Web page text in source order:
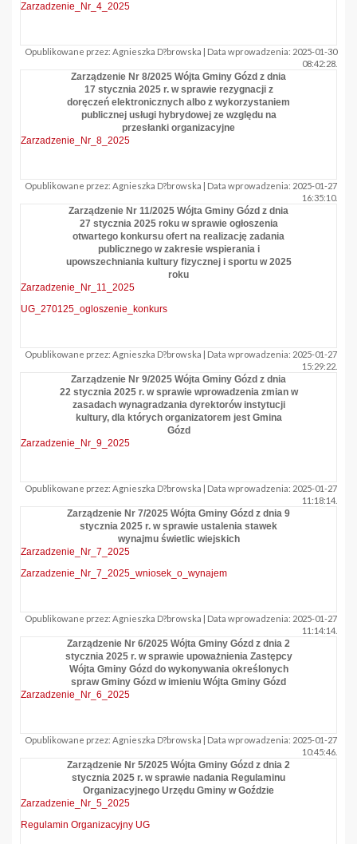
Zarzadzenie_Nr_4_2025
Opublikowane przez: Agnieszka D?browska | Data wprowadzenia: 2025-01-30
08:42:28.
Zarządzenie Nr 8/2025 Wójta Gminy Gózd z dnia
17 stycznia 2025 r. w sprawie rezygnacji z
doręczeń elektronicznych albo z wykorzystaniem
publicznej usługi hybrydowej ze względu na
przesłanki organizacyjne
Zarzadzenie_Nr_8_2025
Opublikowane przez: Agnieszka D?browska | Data wprowadzenia: 2025-01-27
16:35:10.
Zarządzenie Nr 11/2025 Wójta Gminy Gózd z dnia
27 stycznia 2025 roku w sprawie ogłoszenia
otwartego konkursu ofert na realizację zadania
publicznego w zakresie wspierania i
upowszechniania kultury fizycznej i sportu w 2025
roku
Zarzadzenie_Nr_11_2025
UG_270125_ogloszenie_konkurs
Opublikowane przez: Agnieszka D?browska | Data wprowadzenia: 2025-01-27
15:29:22.
Zarządzenie Nr 9/2025 Wójta Gminy Gózd z dnia
22 stycznia 2025 r. w sprawie wprowadzenia zmian w
zasadach wynagradzania dyrektorów instytucji
kultury, dla których organizatorem jest Gmina
Gózd
Zarzadzenie_Nr_9_2025
Opublikowane przez: Agnieszka D?browska | Data wprowadzenia: 2025-01-27
11:18:14.
Zarządzenie Nr 7/2025 Wójta Gminy Gózd z dnia 9
stycznia 2025 r. w sprawie ustalenia stawek
wynajmu świetlic wiejskich
Zarzadzenie_Nr_7_2025
Zarzadzenie_Nr_7_2025_wniosek_o_wynajem
Opublikowane przez: Agnieszka D?browska | Data wprowadzenia: 2025-01-27
11:14:14.
Zarządzenie Nr 6/2025 Wójta Gminy Gózd z dnia 2
stycznia 2025 r. w sprawie upoważnienia Zastępcy
Wójta Gminy Gózd do wykonywania określonych
spraw Gminy Gózd w imieniu Wójta Gminy Gózd
Zarzadzenie_Nr_6_2025
Opublikowane przez: Agnieszka D?browska | Data wprowadzenia: 2025-01-27
10:45:46.
Zarządzenie Nr 5/2025 Wójta Gminy Gózd z dnia 2
stycznia 2025 r. w sprawie nadania Regulaminu
Organizacyjnego Urzędu Gminy w Goździe
Zarzadzenie_Nr_5_2025
Regulamin Organizacyjny UG